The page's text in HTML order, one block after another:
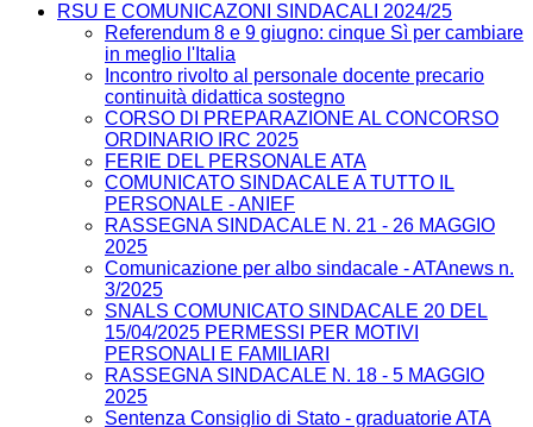
RSU E COMUNICAZONI SINDACALI 2024/25
Referendum 8 e 9 giugno: cinque Sì per cambiare
in meglio l'Italia
Incontro rivolto al personale docente precario
continuità didattica sostegno
CORSO DI PREPARAZIONE AL CONCORSO
ORDINARIO IRC 2025
FERIE DEL PERSONALE ATA
COMUNICATO SINDACALE A TUTTO IL
PERSONALE - ANIEF
RASSEGNA SINDACALE N. 21 - 26 MAGGIO
2025
Comunicazione per albo sindacale - ATAnews n.
3/2025
SNALS COMUNICATO SINDACALE 20 DEL
15/04/2025 PERMESSI PER MOTIVI
PERSONALI E FAMILIARI
RASSEGNA SINDACALE N. 18 - 5 MAGGIO
2025
Sentenza Consiglio di Stato - graduatorie ATA